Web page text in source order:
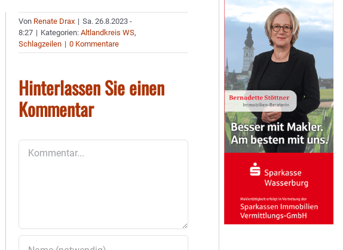
Von Renate Drax | Sa. 26.8.2023 -
8:27 | Kategorien:Altlandkreis WS,
Schlagzeilen | 0 Kommentare
Hinterlassen Sie einen
Kommentar